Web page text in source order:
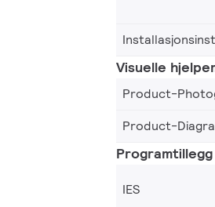
Visuelle
Product-
Product-
Programtillegg
IES